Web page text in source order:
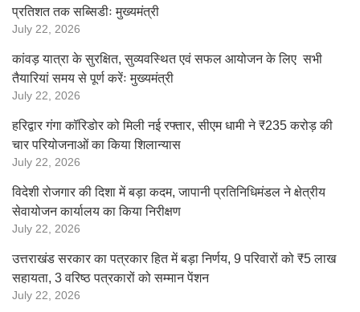
प्रतिशत तक सब्सिडीः मुख्यमंत्री
July 22, 2026
कांवड़ यात्रा के सुरक्षित, सुव्यवस्थित एवं सफल आयोजन के लिए सभी
तैयारियां समय से पूर्ण करेंः मुख्यमंत्री
July 22, 2026
हरिद्वार गंगा कॉरिडोर को मिली नई रफ्तार, सीएम धामी ने ₹235 करोड़ की
चार परियोजनाओं का किया शिलान्यास
July 22, 2026
विदेशी रोजगार की दिशा में बड़ा कदम, जापानी प्रतिनिधिमंडल ने क्षेत्रीय
सेवायोजन कार्यालय का किया निरीक्षण
July 22, 2026
उत्तराखंड सरकार का पत्रकार हित में बड़ा निर्णय, 9 परिवारों को ₹5 लाख
सहायता, 3 वरिष्ठ पत्रकारों को सम्मान पेंशन
July 22, 2026